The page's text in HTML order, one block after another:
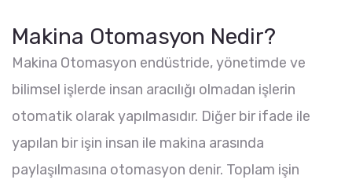
Makina Otomasyon Nedir?
Makina Otomasyon endüstride, yönetimde ve
bilimsel işlerde insan aracılığı olmadan işlerin
otomatik olarak yapılmasıdır. Diğer bir ifade ile
yapılan bir işin insan ile makina arasında
paylaşılmasına otomasyon denir. Toplam işin